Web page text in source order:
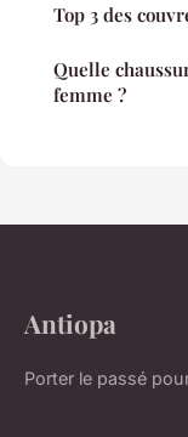
Top 3 des
Quelle
femme ?
Antiopa
Porter le passé